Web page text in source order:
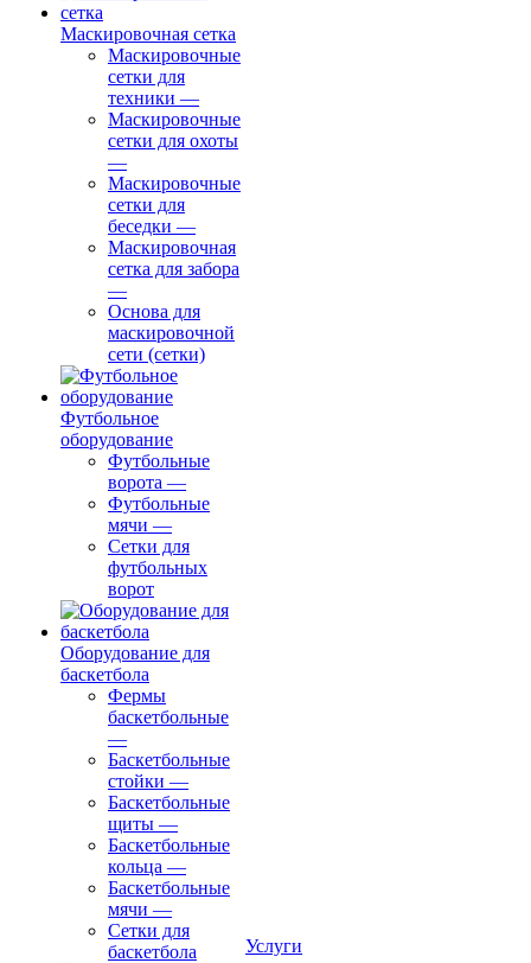
Маскировочная сетка
Маскировочные
сетки для
техники —
Маскировочные
сетки для охоты
—
Маскировочные
сетки для
беседки —
Маскировочная
сетка для забора
—
Основа для
маскировочной
сети (сетки)
Футбольное
оборудование
Футбольные
ворота —
Футбольные
мячи —
Сетки для
футбольных
ворот
Оборудование для
баскетбола
Фермы
баскетбольные
—
Баскетбольные
стойки —
Баскетбольные
щиты —
Баскетбольные
кольца —
Баскетбольные
мячи —
Сетки для
баскетбола
Услуги